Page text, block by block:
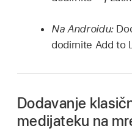
Na Androidu:
dodirnite Add to
Dodavanje
medijateku na